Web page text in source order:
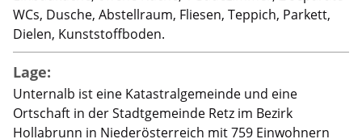
WCs, Dusche, Abstellraum, Fliesen, Teppich, Parkett,
Dielen, Kunststoffboden.
Lage:
Unternalb ist eine Katastralgemeinde und eine
Ortschaft in der Stadtgemeinde Retz im Bezirk
Hollabrunn in Niederösterreich mit 759 Einwohnern